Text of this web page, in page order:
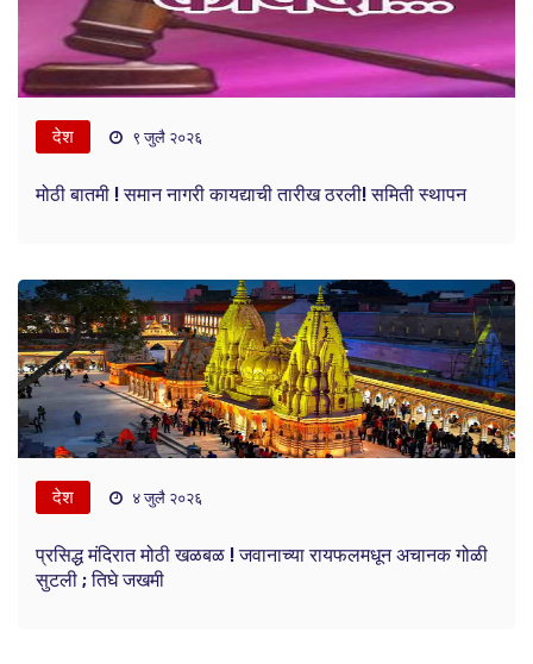
देश ९ जुलै २०२६
मोठी बातमी ! समान नागरी कायद्याची तारीख ठरली! समिती स्थापन
देश ४ जुलै २०२६
प्रसिद्ध मंदिरात मोठी खळबळ ! जवानाच्या रायफलमधून अचानक गोळी
सुटली ; तिघे जखमी